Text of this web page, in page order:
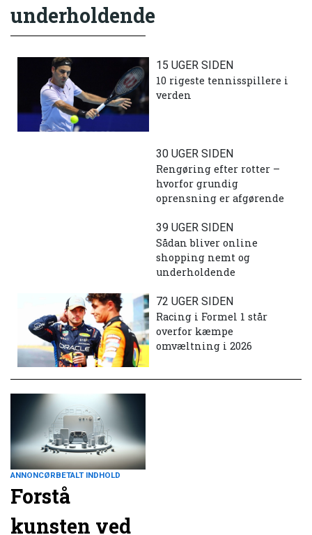
underholdende
15 UGER SIDEN
10 rigeste tennisspillere i
verden
30 UGER SIDEN
Rengøring efter rotter –
hvorfor grundig
oprensning er afgørende
39 UGER SIDEN
Sådan bliver online
shopping nemt og
underholdende
72 UGER SIDEN
Racing i Formel 1 står
overfor kæmpe
omvæltning i 2026
ANNONCØRBETALT INDHOLD
Forstå
kunsten ved